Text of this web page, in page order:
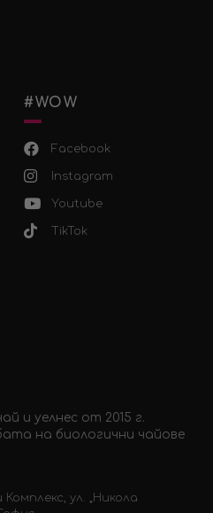
#WOW
Facebook
Instagram
Youtube
TikTok
и уелнес от 2015 г.
на биологични чайове
ул. „Никола